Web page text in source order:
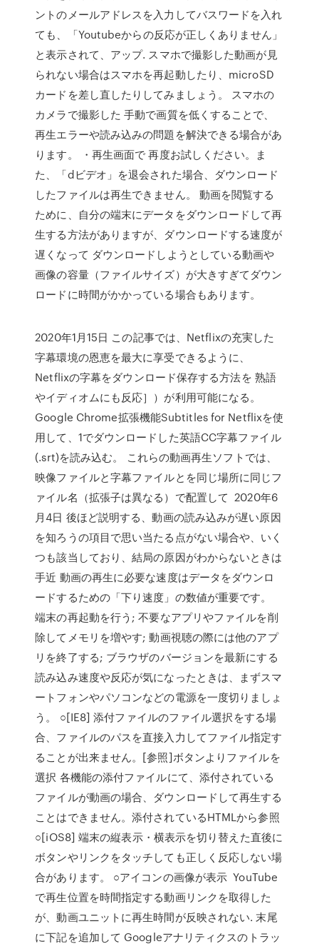
ントのメールアドレスを入力してバスワードを入れ
ても、「Youtubeからの反応が正しくありません」
と表示されて、アップ. スマホで撮影した動画が見
られない場合はスマホを再起動したり、microSD
カードを差し直したりしてみましょう。 スマホの
カメラで撮影した 手動で画質を低くすることで、
再生エラーや読み込みの問題を解決できる場合があ
ります。 ・再生画面で 再度お試しください。ま
た、「dビデオ」を退会された場合、ダウンロード
したファイルは再生できません。 動画を閲覧する
ために、自分の端末にデータをダウンロードして再
生する方法がありますが、ダウンロードする速度が
遅くなって ダウンロードしようとしている動画や
画像の容量（ファイルサイズ）が大きすぎてダウン
ロードに時間がかかっている場合もあります。
2020年1月15日 この記事では、Netflixの充実した
字幕環境の恩恵を最大に享受できるように、
Netflixの字幕をダウンロード保存する方法を 熟語
やイディオムにも反応］）が利用可能になる。
Google Chrome拡張機能Subtitles for Netflixを使
用して、1でダウンロードした英語CC字幕ファイル
(.srt)を読み込む。 これらの動画再生ソフトでは、
映像ファイルと字幕ファイルとを同じ場所に同じフ
ァイル名（拡張子は異なる）で配置して 2020年6
月4日 後ほど説明する、動画の読み込みが遅い原因
を知ろうの項目で思い当たる点がない場合や、いく
つも該当しており、結局の原因がわからないときは
手近 動画の再生に必要な速度はデータをダウンロ
ードするための「下り速度」の数値が重要です。
端末の再起動を行う; 不要なアプリやファイルを削
除してメモリを増やす; 動画視聴の際には他のアプ
リを終了する; ブラウザのバージョンを最新にする
読み込み速度や反応が気になったときは、まずスマ
ートフォンやパソコンなどの電源を一度切りましょ
う。 ○[IE8] 添付ファイルのファイル選択をする場
合、ファイルのパスを直接入力してファイル指定す
ることが出来ません。[参照]ボタンよりファイルを
選択 各機能の添付ファイルにて、添付されている
ファイルが動画の場合、ダウンロードして再生する
ことはできません。添付されているHTMLから参照
○[iOS8] 端末の縦表示・横表示を切り替えた直後に
ボタンやリンクをタッチしても正しく反応しない場
合があります。 ○アイコンの画像が表示 YouTube
で再生位置を時間指定する動画リンクを取得した
が、動画ユニットに再生時間が反映されない. 末尾
に下記を追加して Googleアナリティクスのトラッ